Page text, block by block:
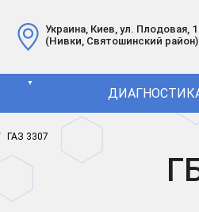
Украина, Киев, ул. Плодовая, 1
(Нивки, Святошинский район)
▼
ГАЗ 3307